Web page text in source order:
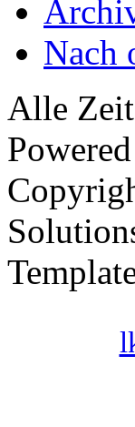
Nach
Alle